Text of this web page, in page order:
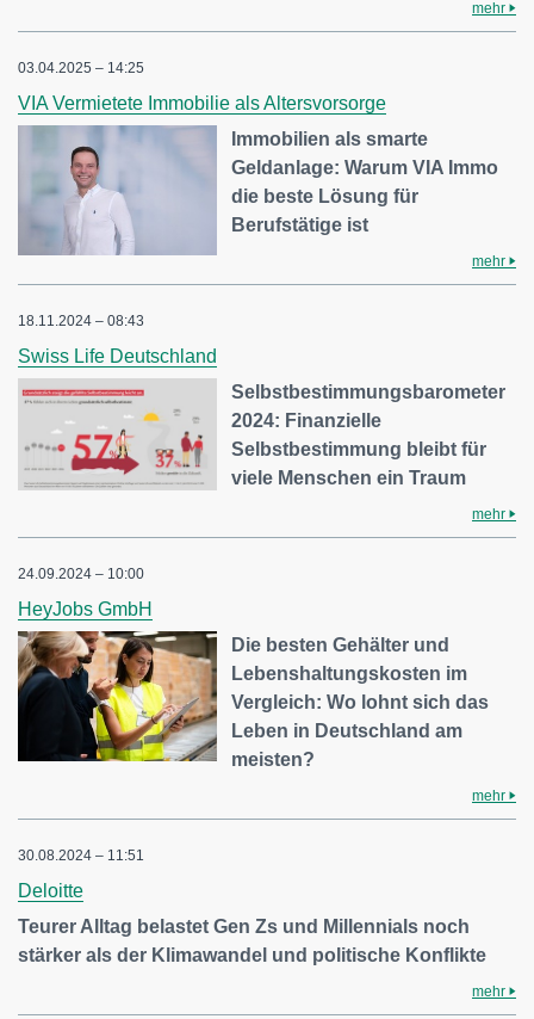
mehr
03.04.2025 – 14:25
VIA Vermietete Immobilie als Altersvorsorge
Immobilien als smarte
Geldanlage: Warum VIA Immo
die beste Lösung für
Berufstätige ist
mehr
18.11.2024 – 08:43
Swiss Life Deutschland
Selbstbestimmungsbarometer
2024: Finanzielle
Selbstbestimmung bleibt für
viele Menschen ein Traum
mehr
24.09.2024 – 10:00
HeyJobs GmbH
Die besten Gehälter und
Lebenshaltungskosten im
Vergleich: Wo lohnt sich das
Leben in Deutschland am
meisten?
mehr
30.08.2024 – 11:51
Deloitte
Teurer Alltag belastet Gen Zs und Millennials noch
stärker als der Klimawandel und politische Konflikte
mehr